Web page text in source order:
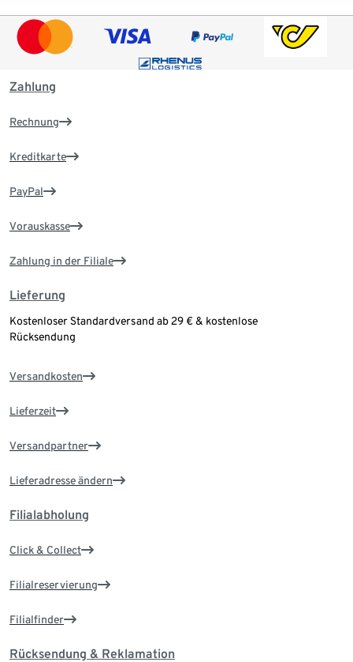
Zahlung
Rechnung
Kreditkarte
PayPal
Vorauskasse
Zahlung in der Filiale
Lieferung
Kostenloser Standardversand ab 29 € & kostenlose
Rücksendung
Versandkosten
Lieferzeit
Versandpartner
Lieferadresse ändern
Filialabholung
Click & Collect
Filialreservierung
Filialfinder
Rücksendung & Reklamation